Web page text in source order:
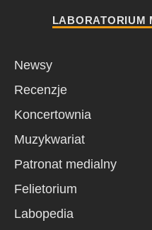
LABORATORIUM
Newsy
Recenzje
Koncertownia
Muzykwariat
Patronat medialny
Felietorium
Labopedia